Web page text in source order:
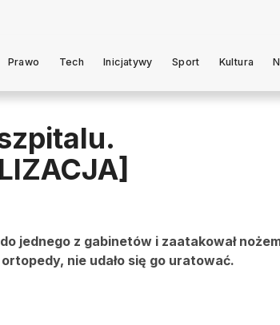
Prawo Tech Inicjatywy Sport Kultura
jednego z gabinetów i zaatakował
nie udało się go uratować.